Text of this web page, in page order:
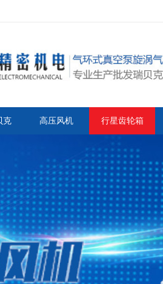
克 高压风机 行星齿轮箱